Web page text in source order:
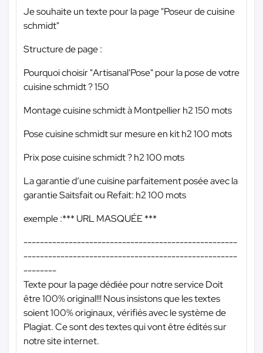
Je souhaite un texte pour la page "Poseur de cuisine
schmidt"
Structure de page :
Pourquoi choisir "Artisanal'Pose" pour la pose de votre
cuisine schmidt ? 150
Montage cuisine schmidt à Montpellier h2 150 mots
Pose cuisine schmidt sur mesure en kit h2 100 mots
Prix pose cuisine schmidt ? h2 100 mots
La garantie d’une cuisine parfaitement posée avec la
garantie Saitsfait ou Refait: h2 100 mots
exemple :*** URL MASQUÉE ***
----------------------------------------------------
----------------------------------------------------
--------
Texte pour la page dédiée pour notre service Doit
être 100% original!!! Nous insistons que les textes
soient 100% originaux, vérifiés avec le système de
Plagiat. Ce sont des textes qui vont être édités sur
notre site internet.